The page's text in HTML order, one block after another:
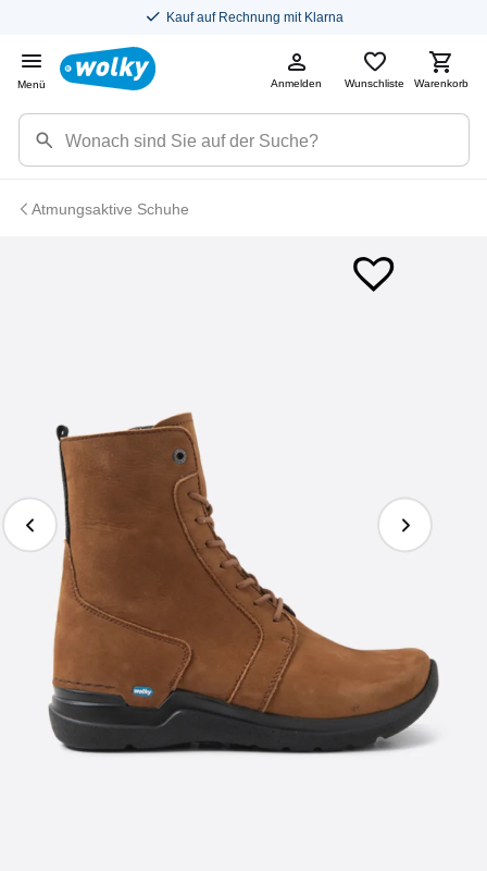
Kauf auf Rechnung mit Klarna
Menü Anmelden Wunschliste Warenkorb
Atmungsaktive Schuhe